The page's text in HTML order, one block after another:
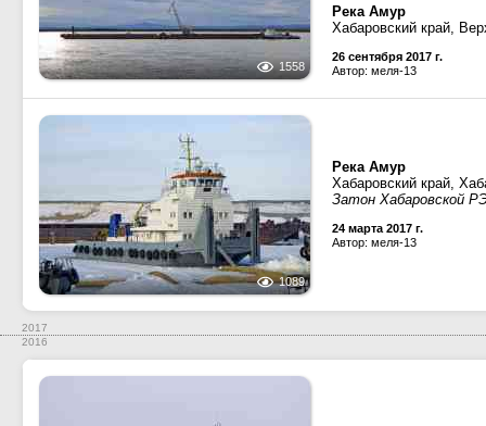
1558
Река Амур
Хабаровский край,
26 сентября 2017 г.
Автор: меля-13
1089
Река Амур
Хабаровский край,
Затон Хабаровской
24 марта 2017 г.
Автор: меля-13
2017
2016